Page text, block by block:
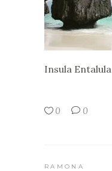
Insula Entalula
0 0
RAMONA